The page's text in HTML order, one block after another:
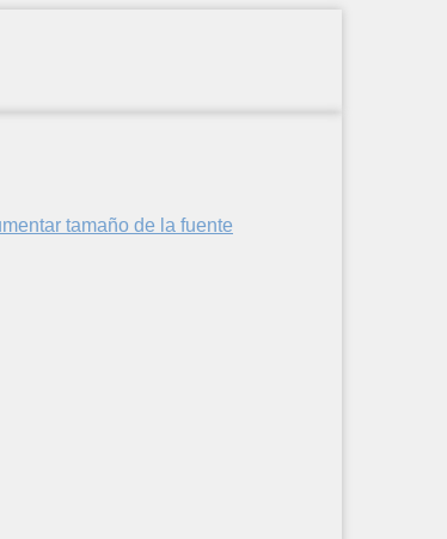
tamaño de la fuente